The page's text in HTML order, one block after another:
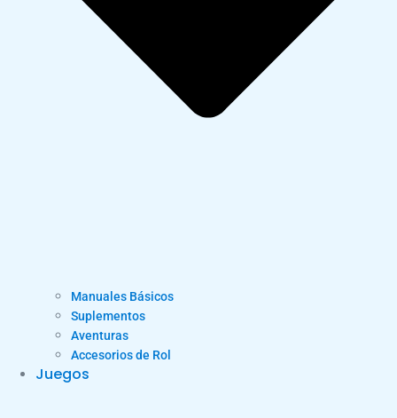
Manuales Básicos
Suplementos
Aventuras
Accesorios de Rol
Juegos